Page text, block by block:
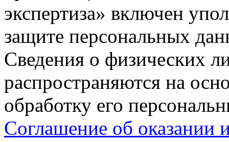
экспертиза» включен
защите персональных
Сведения о физических
распространяются на
обработку его
Соглашение об оказании